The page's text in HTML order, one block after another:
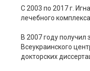
С 2003 по 2017 г.
лечебного
В 2007 году
Всеукраинского
докторских